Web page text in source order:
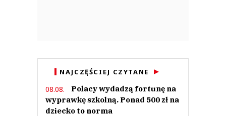
NAJCZĘŚCIEJ CZYTANE
08.08.
Polacy wydadzą fortunę na
wyprawkę szkolną. Ponad 500 zł na
dziecko to norma